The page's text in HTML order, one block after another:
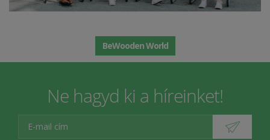
BeWooden World
Ne hagyd ki a híreinket!